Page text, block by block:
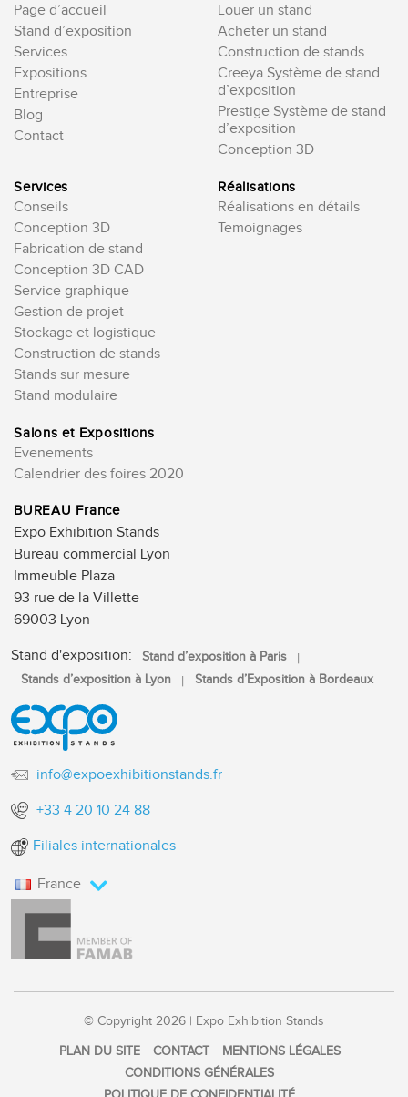
Page d’accueil
Stand d’exposition
Services
Expositions
Entreprise
Blog
Contact
Louer un stand
Acheter un stand
Construction de stands
Creeya Système de stand
d’exposition
Prestige Système de stand
d’exposition
Conception 3D
Services
Conseils
Conception 3D
Fabrication de stand
Conception 3D CAD
Service graphique
Gestion de projet
Stockage et logistique
Construction de stands
Stands sur mesure
Stand modulaire
Réalisations
Réalisations en détails
Temoignages
Salons et Expositions
Evenements
Calendrier des foires 2020
BUREAU France
Expo Exhibition Stands
Bureau commercial Lyon
Immeuble Plaza
93 rue de la Villette
69003 Lyon
Stand d'exposition:
Stand d’exposition à Paris
Stands d’exposition à Lyon
Stands d’Exposition à Bordeaux
info@expoexhibitionstands.fr
+33 4 20 10 24 88
Filiales internationales
France
© Copyright 2026 | Expo Exhibition Stands
PLAN DU SITE CONTACT
MENTIONS LÉGALES
CONDITIONS GÉNÉRALES